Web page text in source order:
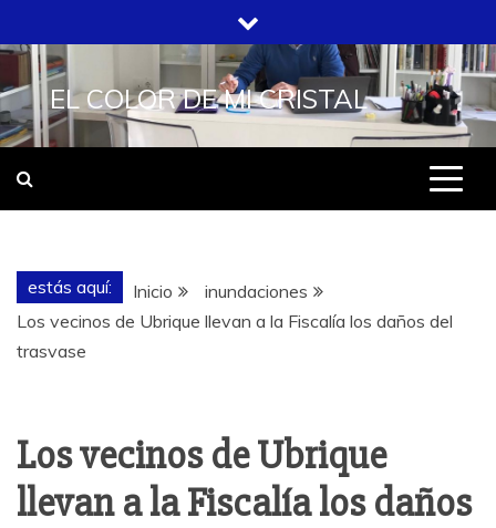
al
contenido
EL COLOR DE MI CRISTAL
estás aquí: Inicio
inundaciones
Los vecinos de Ubrique llevan a la Fiscalía los daños del
trasvase
Los vecinos de Ubrique
llevan a la Fiscalía los daños